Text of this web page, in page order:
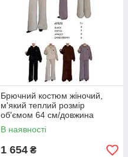
Брючний костюм жіночий,
м'який теплий розмір
об'ємом 64 см/довжина
штанів 105 см (4 кв) "BETSY"
недорого від прямого
постачальника
В наявності
1 654 ₴